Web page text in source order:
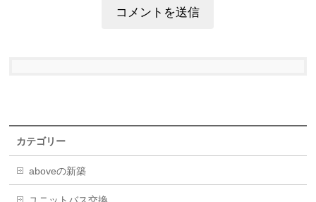
カテゴリー
aboveの新築